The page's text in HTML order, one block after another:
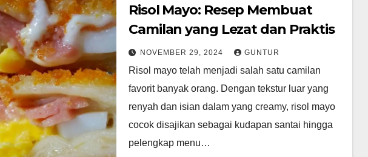
Risol Mayo: Resep Membuat
Camilan yang Lezat dan Praktis
NOVEMBER 29, 2024 GUNTUR
Risol mayo telah menjadi salah satu camilan
favorit banyak orang. Dengan tekstur luar yang
renyah dan isian dalam yang creamy, risol mayo
cocok disajikan sebagai kudapan santai hingga
pelengkap menu…